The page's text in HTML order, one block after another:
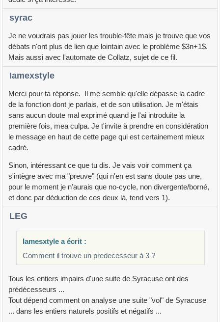
syrac
Je ne voudrais pas jouer les trouble-fête mais je trouve que vos
débats n'ont plus de lien que lointain avec le problème $3n+1$.
Mais aussi avec l'automate de Collatz, sujet de ce fil.
Iamexstyle
Merci pour ta réponse. Il me semble qu'elle dépasse la cadre
de la fonction dont je parlais, et de son utilisation. Je m'étais
sans aucun doute mal exprimé quand je l'ai introduite la
première fois, mea culpa. Je t'invite à prendre en considération
le message en haut de cette page qui est certainement mieux
cadré.
Sinon, intéressant ce que tu dis. Je vais voir comment ça
s'intègre avec ma "preuve" (qui n'en est sans doute pas une,
pour le moment je n'aurais que no-cycle, non divergente/borné,
et donc par déduction de ces deux là, tend vers 1).
LEG
Iamesxtyle a écrit :
Comment il trouve un predecesseur à 3 ?
Tous les entiers impairs d'une suite de Syracuse ont des
prédécesseurs ...
Tout dépend comment on analyse une suite "vol" de Syracuse
... dans les entiers naturels positifs et négatifs ...